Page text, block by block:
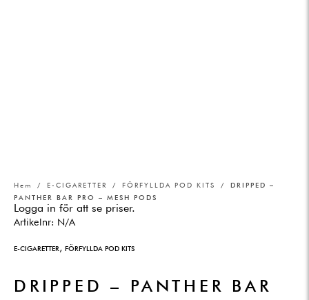
Hem / E-CIGARETTER / FÖRFYLLDA POD KITS
/ DRIPPED –
PANTHER BAR PRO – MESH PODS
Logga in för att se priser.
Artikelnr: N/A
E-CIGARETTER , FÖRFYLLDA POD KITS
DRIPPED – PANTHER BAR